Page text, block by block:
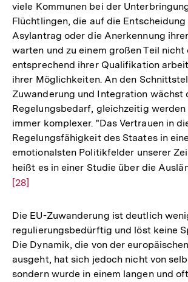
Auflösung
der
Fußnote
viele Kommunen bei der
Flüchtlingen, die auf die
Asylantrag oder die Anerkennung
warten und zu einem großen Teil
entsprechend ihrer Qualifikation
ihrer Möglichkeiten. An den
Zuwanderung und Integration wächst
Regelungsbedarf, gleichzeitig werden
immer komplexer. "Das Vertrauen in
Regelungsfähigkeit des Staates in
emotionalsten Politikfelder unserer
heißt es in einer Studie über die
[28]
Die EU-Zuwanderung ist deutlich
regulierungsbedürftig und löst keine
Die Dynamik, die von der
ausgeht, hat sich jedoch nicht von
sondern wurde in einem langen und